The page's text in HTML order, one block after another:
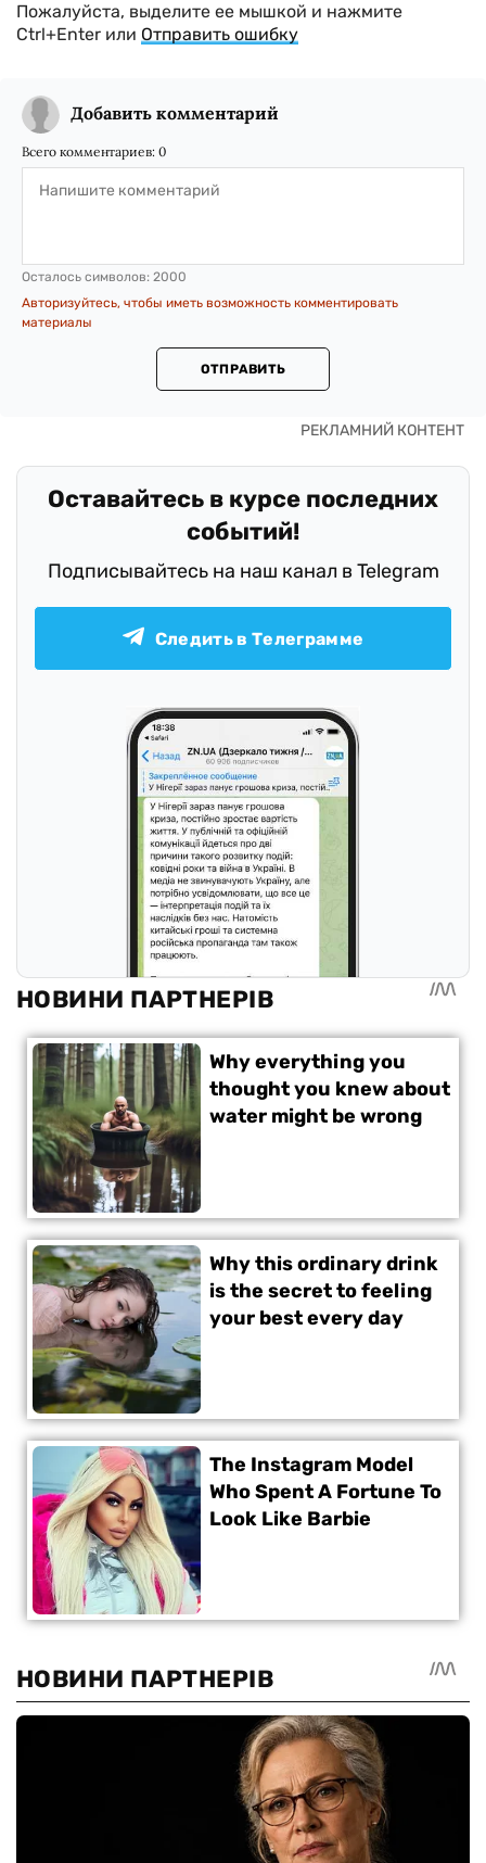
Пожалуйста, выделите ее мышкой и нажмите
Ctrl+Enter или Отправить ошибку
Добавить комментарий
Всего комментариев: 0
Осталось символов: 2000
Авторизуйтесь, чтобы иметь возможность комментировать
материалы
ОТПРАВИТЬ
Оставайтесь в курсе последних
событий!
Подписывайтесь на наш канал в Telegram
Следить в Телеграмме